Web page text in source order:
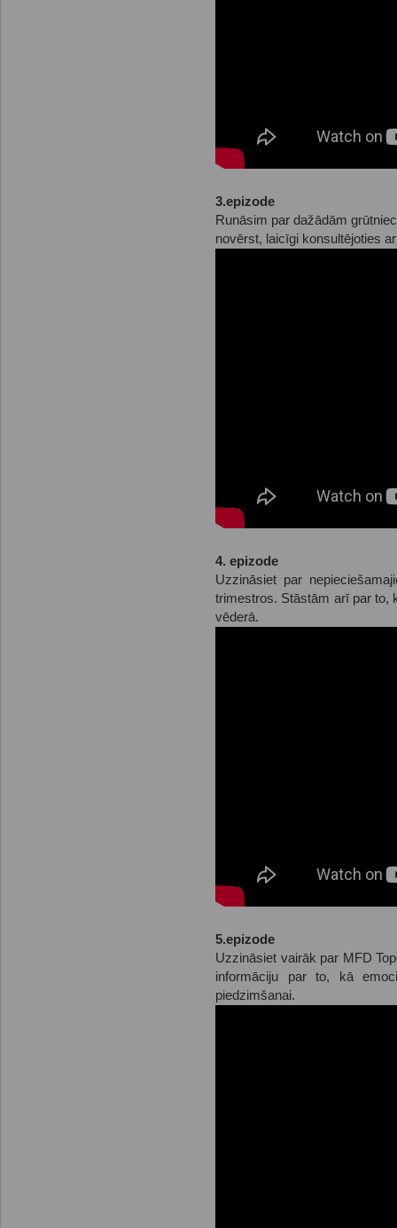
3.epizode
Runāsim par dažādām
novērst, laicīgi konsultējoties
4. epizode
Uzzināsiet par
trimestros. Stāstām arī par to,
vēderā.
5.epizode
Uzzināsiet vairāk par MFD
informāciju par to, kā
piedzimšanai.